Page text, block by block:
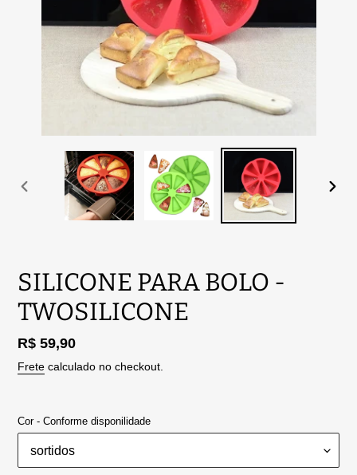
ANTERIOR
SILICONE PARA BOLO -
TWOSILICONE
Preço
normal
R$ 59,90
Frete calculado no checkout.
Cor - Conforme disponilidade